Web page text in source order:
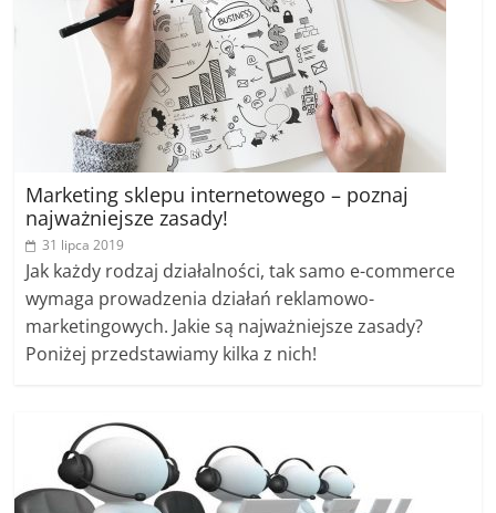
Marketing sklepu internetowego – poznaj
najważniejsze zasady!
31 lipca 2019
Jak każdy rodzaj działalności, tak samo e-commerce
wymaga prowadzenia działań reklamowo-
marketingowych. Jakie są najważniejsze zasady?
Poniżej przedstawiamy kilka z nich!